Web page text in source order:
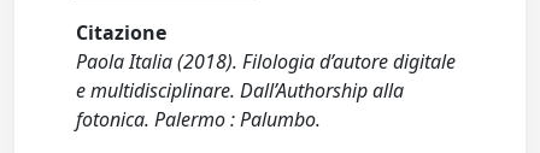
Citazione
Paola Italia (2018). Filologia d’autore digitale
e multidisciplinare. Dall’Authorship alla
fotonica. Palermo : Palumbo.